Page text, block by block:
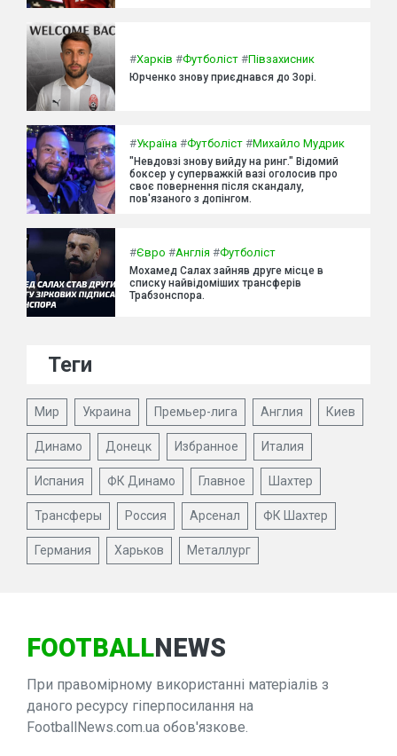
#Харків #Футболіст #Півзахисник
Юрченко знову приєднався до Зорі.
#Україна #Футболіст #Михайло Мудрик
"Невдовзі знову вийду на ринг." Відомий
боксер у суперважкій вазі оголосив про
своє повернення після скандалу,
пов'язаного з допінгом.
#Євро #Англія #Футболіст
Мохамед Салах зайняв друге місце в
списку найвідоміших трансферів
Трабзонспора.
Теги
Мир Украина Премьер-лига Англия Киев
Динамо Донецк Избранное Италия
Испания ФК Динамо Главное Шахтер
Трансферы Россия Арсенал ФК Шахтер
Германия Харьков Металлург
FOOTBALLNEWS
При правомірному використанні матеріалів з
даного ресурсу гіперпосилання на
FootballNews.com.ua обов'язкове.